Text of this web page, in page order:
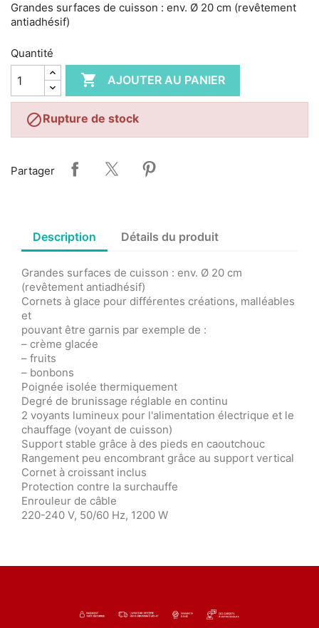
Grandes surfaces de cuisson : env. Ø 20 cm (revêtement
antiadhésif)
Quantité
 AJOUTER AU PANIER
Rupture de stock
Partager
Description Détails du produit
Grandes surfaces de cuisson : env. Ø 20 cm
(revêtement antiadhésif)
Cornets à glace pour différentes créations, malléables
et
pouvant être garnis par exemple de :
– crème glacée
– fruits
– bonbons
Poignée isolée thermiquement
Degré de brunissage réglable en continu
2 voyants lumineux pour l'alimentation électrique et le
chauffage (voyant de cuisson)
Support stable grâce à des pieds en caoutchouc
Rangement peu encombrant grâce au support vertical
Cornet à croissant inclus
Protection contre la surchauffe
Enrouleur de câble
220-240 V, 50/60 Hz, 1200 W